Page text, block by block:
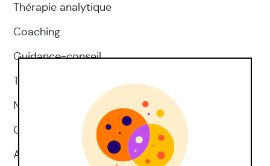
Thérapie analytique
Coaching
Guidance-conseil
Thérapie d'acceptation et d'engagement
Neuropsychologie
CNV
Approches corporelles